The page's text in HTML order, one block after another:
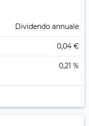
Dividendo annuale
0,04 €
0,21 %